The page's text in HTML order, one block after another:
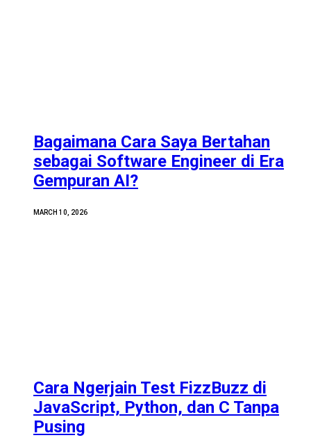
Bagaimana Cara Saya Bertahan
sebagai Software Engineer di Era
Gempuran AI?
MARCH 10, 2026
Cara Ngerjain Test FizzBuzz di
JavaScript, Python, dan C Tanpa
Pusing